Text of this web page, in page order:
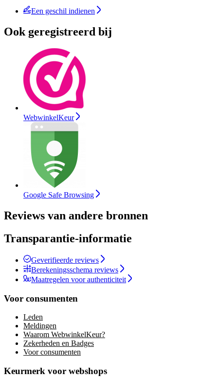
Een geschil indienen
Ook geregistreerd bij
WebwinkelKeur
Google Safe Browsing
Reviews van andere bronnen
Transparantie-informatie
Geverifieerde reviews
Berekeningsschema reviews
Maatregelen voor authenticiteit
Voor consumenten
Leden
Meldingen
Waarom WebwinkelKeur?
Zekerheden en Badges
Voor consumenten
Keurmerk voor webshops